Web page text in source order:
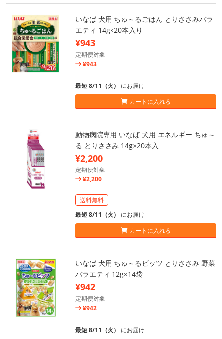
いなば 犬用 ちゅ～るごはん とりささみバラ
エティ 14g×20本入り
¥943
定期便対象
¥943
最短 8/11（火） にお届け
カートに入れる
動物病院専用 いなば 犬用 エネルギー ちゅ～
る とりささみ 14g×20本入
¥2,200
定期便対象
¥2,200
送料無料
最短 8/11（火） にお届け
カートに入れる
いなば 犬用 ちゅ～るビッツ とりささみ 野菜
バラエティ 12g×14袋
¥942
定期便対象
¥942
最短 8/11（火） にお届け